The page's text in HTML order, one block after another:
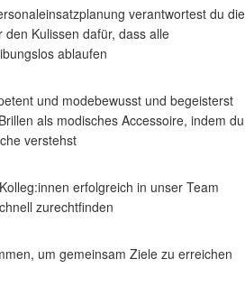
verantwortest du die
Kulissen dafür, dass alle
ablaufen
und modebewusst und begeisterst
als modisches Accessoire, indem du
verstehst
erfolgreich in unser Team
zurechtfinden
um gemeinsam Ziele zu erreichen